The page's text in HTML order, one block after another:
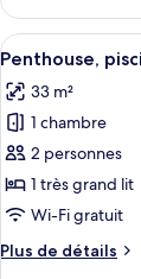
le
type
de
Penthouse,
terrasse
Afficher
toutes
les
photos
pour
ce
type
chambre :
6
Penthouse,
33 m²
1 chambre
2 personnes
1 très grand lit
Wi-Fi gratuit
Plus de détails
Plus